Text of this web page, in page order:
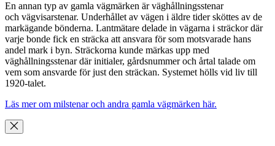
En annan typ av gamla vägmärken är väghållningsstenar
och vägvisarstenar. Underhållet av vägen i äldre tider sköttes av de
markägande bönderna. Lantmätare delade in vägarna i sträckor där
varje bonde fick en sträcka att ansvara för som motsvarade hans
andel mark i byn. Sträckorna kunde märkas upp med
väghållningsstenar där initialer, gårdsnummer och årtal talade om
vem som ansvarde för just den sträckan. Systemet hölls vid liv till
1920-talet.
Läs mer om milstenar och andra gamla vägmärken här.